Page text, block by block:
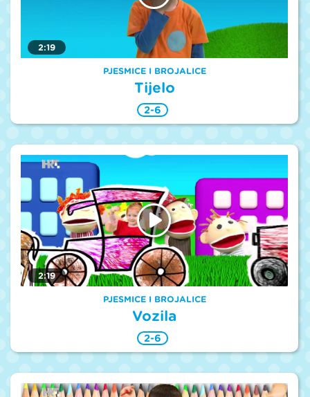
2:19
PJESMICE I BROJALICE
Tijelo
2-6
2:19
PJESMICE I BROJALICE
Vozila
2-6